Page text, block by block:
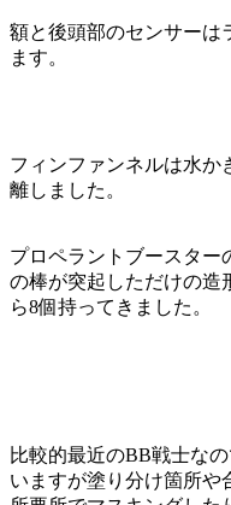
額と後頭部のセンサーは
ます。
フィンファンネルは水か
離しました。
プロペラントブースター
の棒が突起しただけの造
ら8個持ってきました。
比較的最近のBB戦士な
いますが塗り分け箇所や